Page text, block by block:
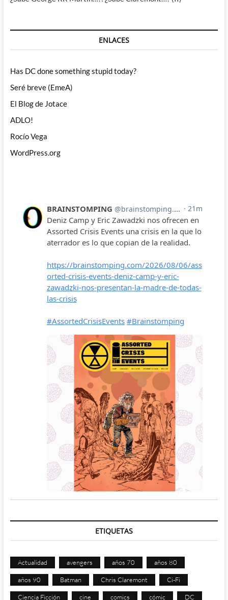
ENLACES
Has DC done something stupid today?
Seré breve (EmeA)
El Blog de Jotace
ADLO!
Rocío Vega
WordPress.org
ETIQUETAS
Actualidad avengers años 70 años 80
años 90 Batman Chris Claremont Ci-Fi
Ciencia Ficción cine comics cómic DC